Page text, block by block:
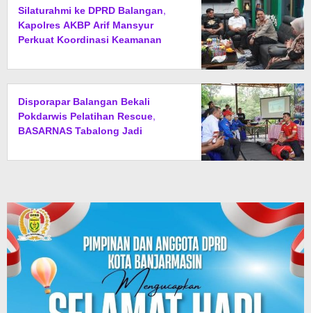
Silaturahmi ke DPRD Balangan,
Kapolres AKBP Arif Mansyur
Perkuat Koordinasi Keamanan
Disporapar Balangan Bekali
Pokdarwis Pelatihan Rescue,
BASARNAS Tabalong Jadi